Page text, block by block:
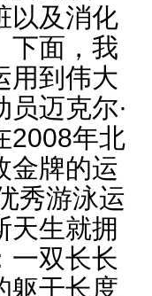
以及消化
下面，我
用到伟大
迈克尔·
年北
金牌的运
秀游泳运
天生就拥
一双长长
躯干长度